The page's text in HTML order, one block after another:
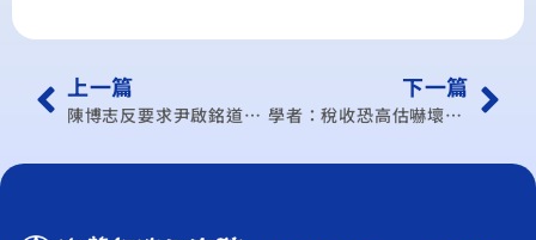
上一篇
陳博志反要求尹啟銘道歉 願公開辯論ECFA
下一篇
學者：稅收恐高估嚇壞產業界